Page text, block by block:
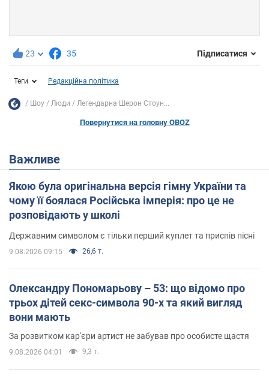
23 35 Підписатися
Теги Редакційна політика
Шоу Люди Легендарна Шерон Стоун...
Повернутися на головну OBOZ
Важливе
Якою була оригінальна версія гімну України та
чому її боялася Російська імперія: про це не
розповідають у школі
Державним символом є тільки перший куплет та приспів пісні
9.08.2026 09:15 26,6 т.
Олександру Пономарьову – 53: що відомо про
трьох дітей секс-символа 90-х та який вигляд
вони мають
За розвитком кар'єри артист не забував про особисте щастя
9.08.2026 04:01 9,3 т.